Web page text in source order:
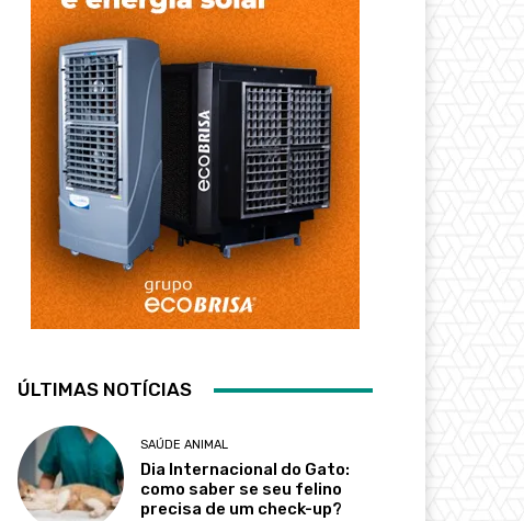
ÚLTIMAS NOTÍCIAS
SAÚDE ANIMAL
Dia Internacional do Gato:
como saber se seu felino
precisa de um check-up?